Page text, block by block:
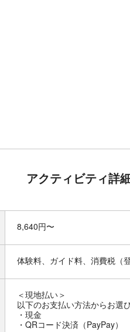
アクティビティ詳
8,640円〜
体験料、ガイド料、消費税（
＜現地払い＞
以下のお支払い方法からお選
・現金
・QRコード決済（PayPay）